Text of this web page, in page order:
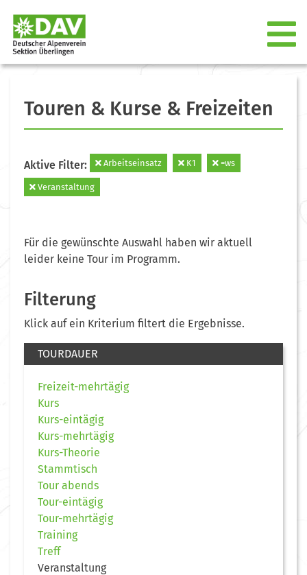
Touren & Kurse & Freizeiten
Aktive Filter: Arbeitseinsatz K1 =ws
Veranstaltung
Für die gewünschte Auswahl haben wir aktuell
leider keine Tour im Programm.
Filterung
Klick auf ein Kriterium filtert die Ergebnisse.
TOURDAUER
Freizeit-mehrtägig
Kurs
Kurs-eintägig
Kurs-mehrtägig
Kurs-Theorie
Stammtisch
Tour abends
Tour-eintägig
Tour-mehrtägig
Training
Treff
Veranstaltung